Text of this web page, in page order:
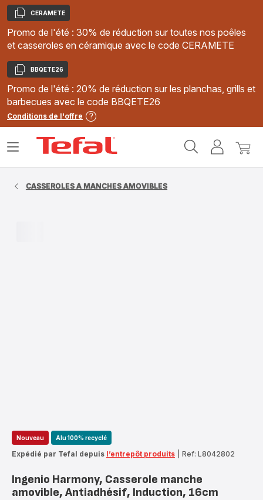
Copier
CERAMETE
Promo de l'été : 30% de réduction sur toutes nos poêles
et casseroles en céramique avec le code CERAMETE
Copier
BBQETE26
Promo de l'été : 20% de réduction sur les planchas, grills et
barbecues avec le code BBQETE26
Conditions de l'offre
MonMon
Ouvrir
CASSEROLES A MANCHES AMOVIBLES
Nouveau Alu 100% recyclé
Expédié par Tefal depuis l’entrepôt produits Ref: L8042802
Ingenio Harmony, Casserole manche
amovible, Antiadhésif, Induction, 16cm